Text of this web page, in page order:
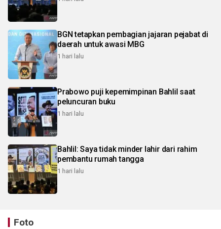
BGN tetapkan pembagian jajaran pejabat di
daerah untuk awasi MBG
1 hari lalu
Prabowo puji kepemimpinan Bahlil saat
peluncuran buku
1 hari lalu
Bahlil: Saya tidak minder lahir dari rahim
pembantu rumah tangga
1 hari lalu
Foto